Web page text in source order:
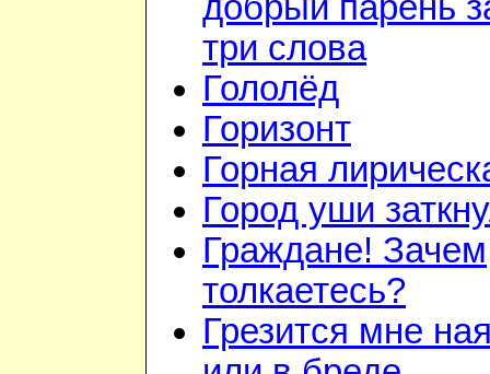
добрый парень
три слова
Гололёд
Горизонт
Горная
Город уши
Граждане! Зачем
толкаетесь?
Грезится мне